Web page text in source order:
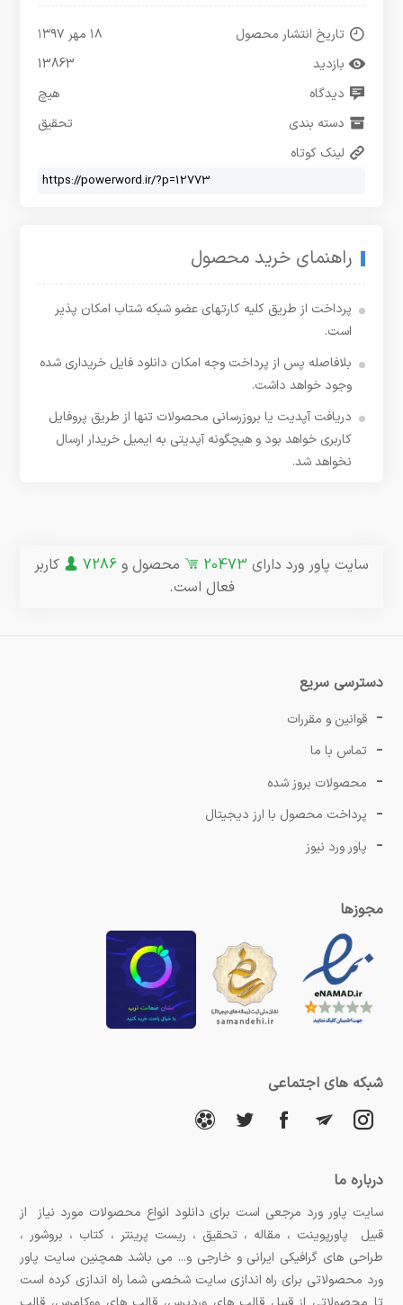
تاریخ انتشار محصول
۱۸ مهر ۱۳۹۷
بازدید
13863
دیدگاه
هیچ
دسته بندی
تحقیق
لینک کوتاه
راهنمای خرید محصول
پرداخت از طریق کلیه کارتهای عضو شبکه شتاب امکان پذیر
است.
بلافاصله پس از پرداخت وجه امکان دانلود فایل خریداری شده
وجود خواهد داشت.
دریافت آپدیت یا بروزرسانی محصولات تنها از طریق پروفایل
کاربری خواهد بود و هیچگونه آپدیتی به ایمیل خریدار ارسال
نخواهد شد.
سایت پاور ورد دارای 20473 محصول و 7286
کاربر
فعال است.
دسترسی سریع
قوانین و مقررات
تماس با ما
محصولات بروز شده
پرداخت محصول با ارز دیجیتال
پاور ورد نیوز
مجوزها
شبکه های اجتماعی
درباره ما
سایت پاور ورد مرجعی است برای دانلود انواع محصولات مورد نیاز از
قبیل پاورپوینت ، مقاله ، تحقیق ، ریست پرینتر ، کتاب ، بروشور ،
طراحی های گرافیکی ایرانی و خارجی و... می باشد همچنین سایت پاور
ورد محصولاتی برای راه اندازی سایت شخصی شما راه اندازی کرده است